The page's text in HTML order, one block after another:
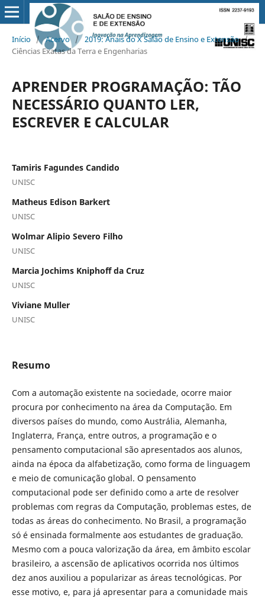
Início / Acervo / 2019: Anais do X Salão de Ensino e Extensão /
Ciências Exatas da Terra e Engenharias
APRENDER PROGRAMAÇÃO: TÃO
NECESSÁRIO QUANTO LER,
ESCREVER E CALCULAR
Tamiris Fagundes Candido
UNISC
Matheus Edison Barkert
UNISC
Wolmar Alipio Severo Filho
UNISC
Marcia Jochims Kniphoff da Cruz
UNISC
Viviane Muller
UNISC
Resumo
Com a automação existente na sociedade, ocorre maior
procura por conhecimento na área da Computação. Em
diversos países do mundo, como Austrália, Alemanha,
Inglaterra, França, entre outros, a programação e o
pensamento computacional são apresentados aos alunos,
ainda na época da alfabetização, como forma de linguagem
e meio de comunicação global. O pensamento
computacional pode ser definido como a arte de resolver
problemas com regras da Computação, problemas estes, de
todas as áreas do conhecimento. No Brasil, a programação
só é ensinada formalmente aos estudantes de graduação.
Mesmo com a pouca valorização da área, em âmbito escolar
brasileiro, a ascensão de aplicativos ocorrida nos últimos
dez anos auxiliou a popularizar as áreas tecnológicas. Por
esse motivo, e, para já apresentar para a comunidade mais